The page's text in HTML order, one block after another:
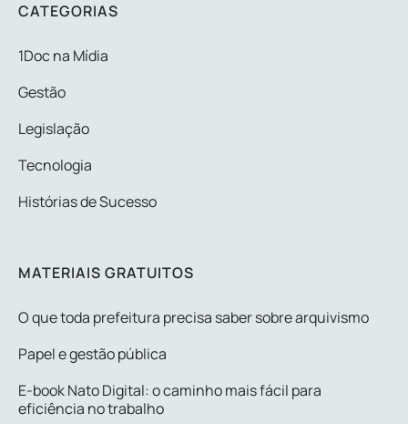
CATEGORIAS
1Doc na Mídia
Gestão
Legislação
Tecnologia
Histórias de Sucesso
MATERIAIS GRATUITOS
O que toda prefeitura precisa saber sobre arquivismo
Papel e gestão pública
E-book Nato Digital: o caminho mais fácil para
eficiência no trabalho